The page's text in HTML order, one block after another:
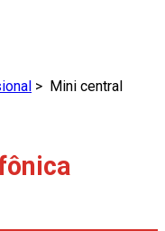
> Mini central